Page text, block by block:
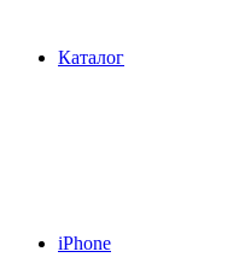
Каталог
iPhone